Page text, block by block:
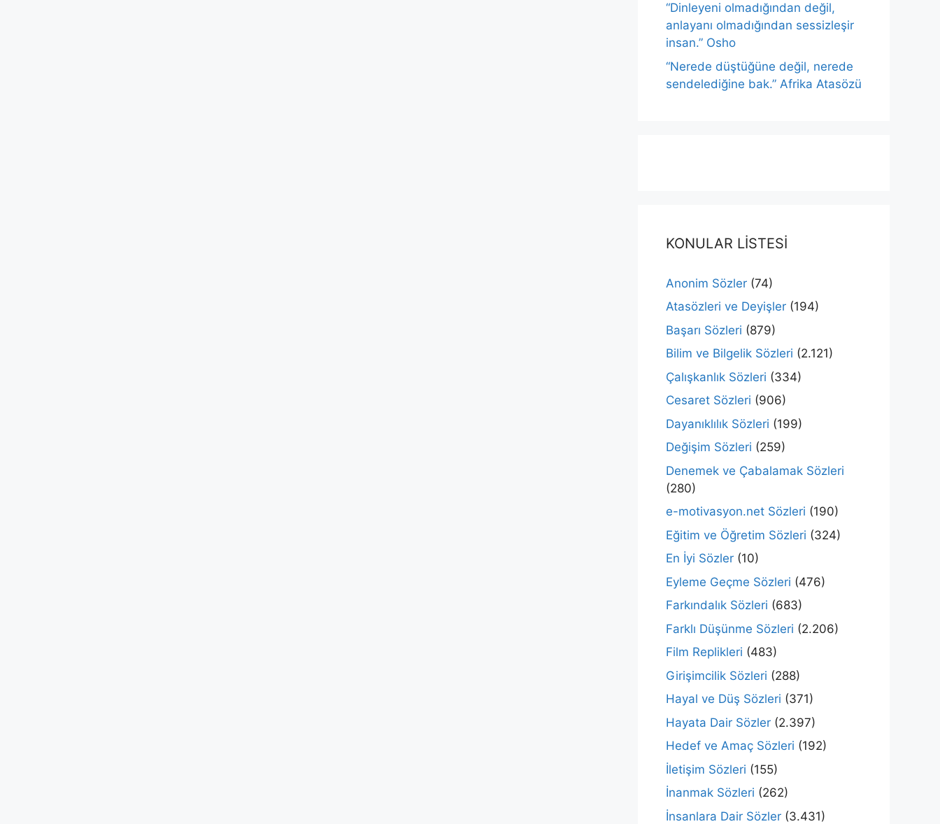
“Dinleyeni olmadığından değil,
anlayanı olmadığından sessizleşir
insan.” Osho
“Nerede düştüğüne değil, nerede
sendelediğine bak.” Afrika Atasözü
KONULAR LİSTESİ
Anonim Sözler (74)
Atasözleri ve Deyişler (194)
Başarı Sözleri (879)
Bilim ve Bilgelik Sözleri (2.121)
Çalışkanlık Sözleri (334)
Cesaret Sözleri (906)
Dayanıklılık Sözleri (199)
Değişim Sözleri (259)
Denemek ve Çabalamak Sözleri
(280)
e-motivasyon.net Sözleri (190)
Eğitim ve Öğretim Sözleri (324)
En İyi Sözler (10)
Eyleme Geçme Sözleri (476)
Farkındalık Sözleri (683)
Farklı Düşünme Sözleri (2.206)
Film Replikleri (483)
Girişimcilik Sözleri (288)
Hayal ve Düş Sözleri (371)
Hayata Dair Sözler (2.397)
Hedef ve Amaç Sözleri (192)
İletişim Sözleri (155)
İnanmak Sözleri (262)
İnsanlara Dair Sözler (3.431)